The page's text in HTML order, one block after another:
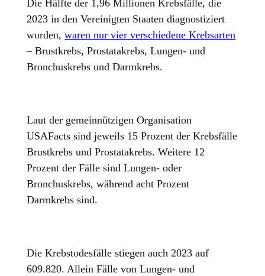
Die Hälfte der 1,96 Millionen Krebsfälle, die
2023 in den Vereinigten Staaten diagnostiziert
wurden,waren nur vier verschiedene Krebsarten
– Brustkrebs, Prostatakrebs, Lungen- und
Bronchuskrebs und Darmkrebs.
Laut der gemeinnützigen Organisation
USAFacts sind jeweils 15 Prozent der Krebsfälle
Brustkrebs und Prostatakrebs. Weitere 12
Prozent der Fälle sind Lungen- oder
Bronchuskrebs, während acht Prozent
Darmkrebs sind.
Die Krebstodesfälle stiegen auch 2023 auf
609.820. Allein Fälle von Lungen- und